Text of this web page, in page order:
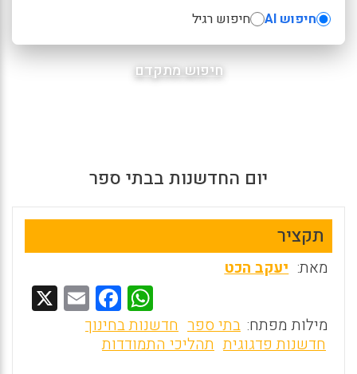
חיפוש AI חיפוש רגיל
חיפוש מתקדם
יום החדשנות בבתי ספר
תקציר
מאת: יעקב הכט
W
h
at
F
a
E
m מילות מפתח: בתי ספר חדשנות בחינוך
חדשנות פדגוגית תהליכי התמודדות